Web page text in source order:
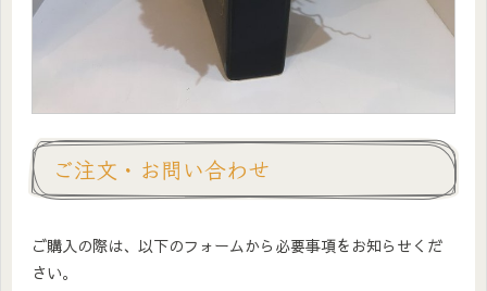
ご注文・お問い合わせ
ご購入の際は、以下のフォームから必要事項をお知らせくだ
さい。